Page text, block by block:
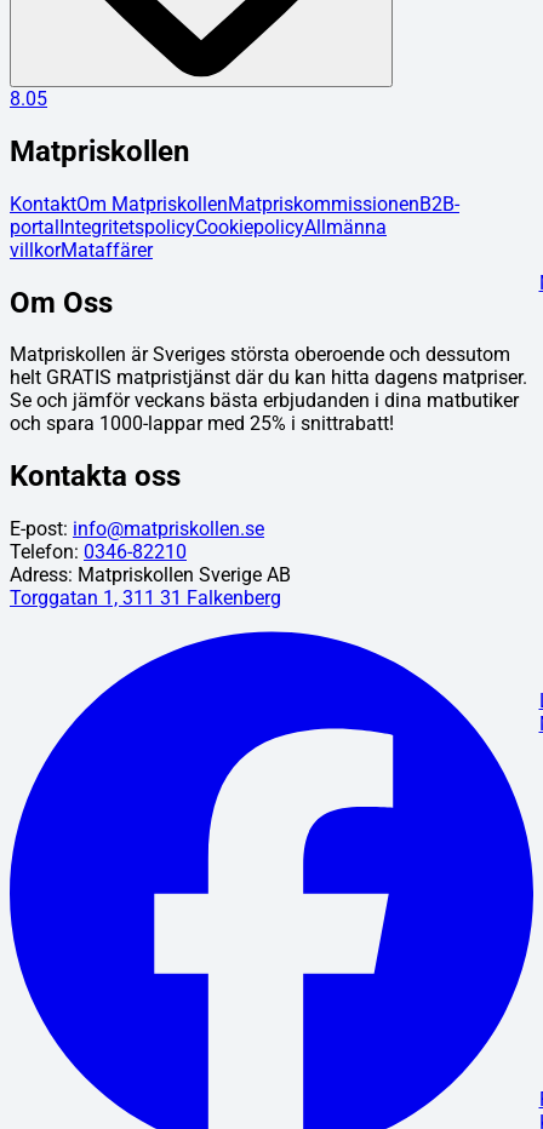
8.05
Matpriskollen
KontaktOm MatpriskollenMatpriskommissionenB2B-
portalIntegritetspolicyCookiepolicyAllmänna
villkorMataffärer
Om Oss
Matpriskollen är Sveriges största oberoende och dessutom
helt GRATIS matpristjänst där du kan hitta dagens matpriser.
Se och jämför veckans bästa erbjudanden i dina matbutiker
och spara 1000-lappar med 25% i snittrabatt!
Kontakta oss
E-post: info@matpriskollen.se
Telefon: 0346-82210
Adress: Matpriskollen Sverige AB
Torggatan 1, 311 31 Falkenberg